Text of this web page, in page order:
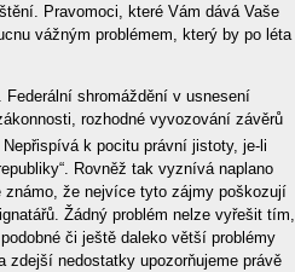
Pravomoci, které Vám dává Vaše
vážným problémem, který by po léta
shromáždění v usnesení
rozhodné vyvozování závěrů
Nepřispívá k pocitu právní jistoty, je-li
Rovněž tak vyznívá naplano
že nejvíce tyto zájmy poškozují
Žádný problém nelze vyřešit tím,
či ještě daleko větší problémy
nedostatky upozorňujeme právě